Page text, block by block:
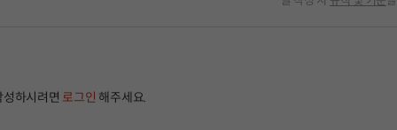
성하시려면 로그인 해주세요.